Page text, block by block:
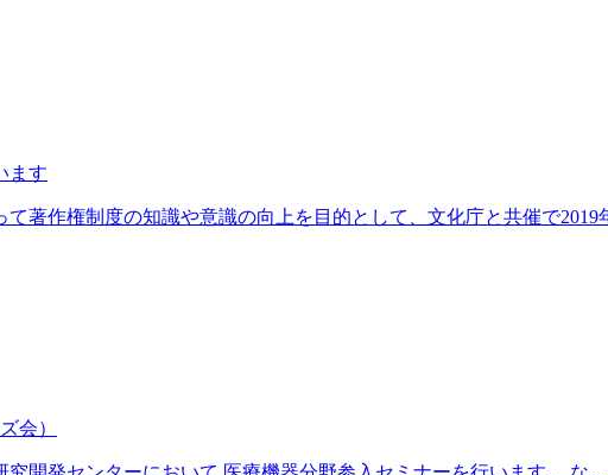
ます
著作権制度の知識や意識の向上を目的として、文化庁と共催で2019
会）